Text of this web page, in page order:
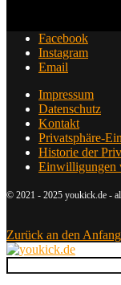
Facebook
Instagram
Email
Impressum
Datenschutz
Kontakt
Privatsphäre-
Historie der
Einwilligungen
© 2021 - 2025 youkick.de -
Zurück an den Anfang